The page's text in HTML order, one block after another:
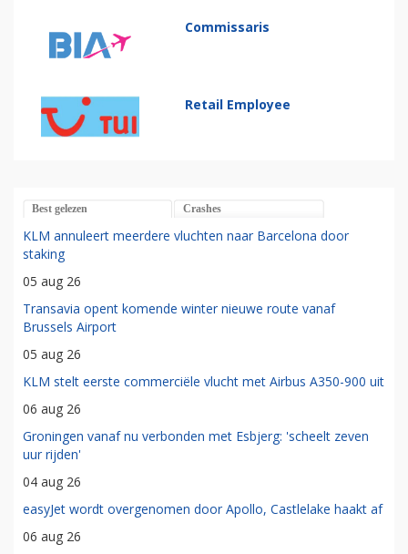
Commissaris
Retail Employee
Best gelezen Crashes
KLM annuleert meerdere vluchten naar Barcelona door
staking
05 aug 26
Transavia opent komende winter nieuwe route vanaf
Brussels Airport
05 aug 26
KLM stelt eerste commerciële vlucht met Airbus A350-900 uit
06 aug 26
Groningen vanaf nu verbonden met Esbjerg: 'scheelt zeven
uur rijden'
04 aug 26
easyJet wordt overgenomen door Apollo, Castlelake haakt af
06 aug 26